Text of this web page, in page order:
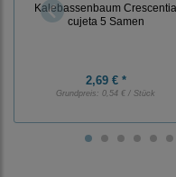
Kalebassenbaum Crescentia
cujeta 5 Samen
2,69 € *
Grundpreis: 0,54 € / Stück